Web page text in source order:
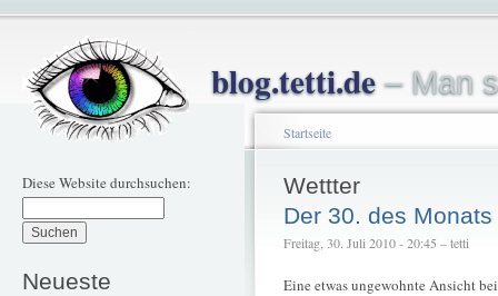
blog.tetti.de– Man
Diese Website durchsuchen:
Neueste
Startseite
Wettter
Der 30. des
Freitag, 30. Juli 2010 - 20:45 – tetti
Eine etwas ungewohnte Ansicht